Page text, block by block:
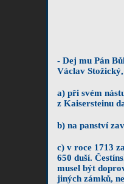
- Dej mu Pán
Václav
a) při svém
z Kaisersteinu
b) na panství
c) v roce 1713
650 duší.
musel být
jiných zámků,